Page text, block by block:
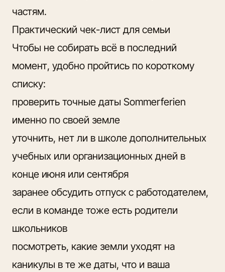
частям.
Практический чек-лист для семьи
Чтобы не собирать всё в последний
момент, удобно пройтись по короткому
списку:
проверить точные даты Sommerferien
именно по своей земле
уточнить, нет ли в школе дополнительных
учебных или организационных дней в
конце июня или сентября
заранее обсудить отпуск с работодателем,
если в команде тоже есть родители
школьников
посмотреть, какие земли уходят на
каникулы в те же даты, что и ваша